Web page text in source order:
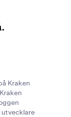
Kraken
utvecklare